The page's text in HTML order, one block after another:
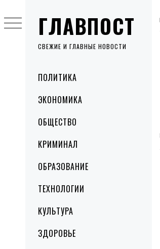
ГЛАВПОСТ
СВЕЖИЕ И ГЛАВНЫЕ НОВОСТИ
MenuПОЛИТИКА
ЭКОНОМИКА
ОБЩЕСТВО
КРИМИНАЛ
ОБРАЗОВАНИЕ
ТЕХНОЛОГИИ
КУЛЬТУРА
ЗДОРОВЬЕ
to
content